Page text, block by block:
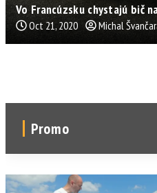
Vo Francúzsku chystajú bič
Oct 21, 2020 Michal
Promo